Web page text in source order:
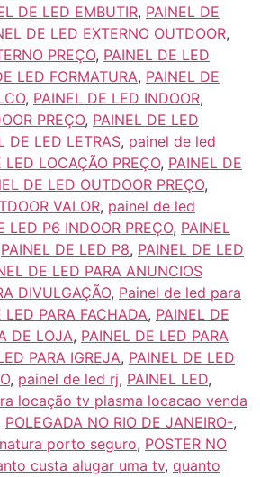
DE LED EMBUTIR, PAINEL DE
DE LED EXTERNO OUTDOOR,
PREÇO, PAINEL DE LED
LED FORMATURA, PAINEL DE
, PAINEL DE LED INDOOR,
PREÇO, PAINEL DE LED
DE LED LETRAS, painel de led
LED LOCAÇÃO PREÇO, PAINEL DE
DE LED OUTDOOR PREÇO,
VALOR, painel de led
LED P6 INDOOR PREÇO, PAINEL
PAINEL DE LED P8, PAINEL DE LED
DE LED PARA ANUNCIOS
DIVULGAÇÃO, Painel de led para
LED PARA FACHADA, PAINEL DE
DE LOJA, PAINEL DE LED PARA
PARA IGREJA, PAINEL DE LED
, painel de led rj, PAINEL LED,
locação tv plasma locacao venda
POLEGADA NO RIO DE JANEIRO-,
porto seguro, POSTER NO
custa alugar uma tv, quanto